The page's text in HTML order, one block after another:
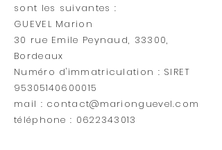
sont les suivantes :
GUEVEL Marion
30 rue Emile Peynaud, 33300,
Bordeaux
Numéro d'immatriculation : SIRET
95305140600015
mail : contact@marionguevel.com
téléphone : 0622343013